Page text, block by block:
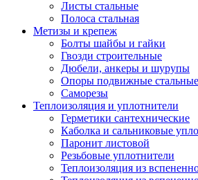
Листы стальные
Полоса стальная
Метизы и крепеж
Болты шайбы и гайки
Гвозди строительные
Дюбели, анкеры и шурупы
Опоры подвижные стальные
Саморезы
Теплоизоляция и уплотнители
Герметики сантехнические
Каболка и сальниковые
Паронит листовой
Резьбовые уплотнители
Теплоизоляция из